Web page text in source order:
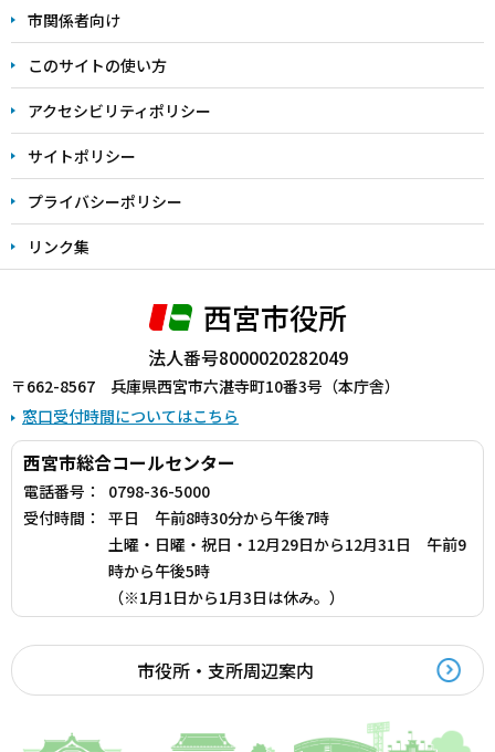
こ
ま
で
市関係者向け
このサイトの使い方
アクセシビリティポリシー
サイトポリシー
プライバシーポリシー
リンク集
西宮市役所
法人番号8000020282049
〒662-8567 兵庫県西宮市六湛寺町10番3号（本庁舎）
窓口受付時間についてはこちら
西宮市総合コールセンター
電話番号：
0798-36-5000
受付時間：
平日 午前8時30分から午後7時
土曜・日曜・祝日・12月29日から12月31日 午前9
時から午後5時
（※1月1日から1月3日は休み。）
市役所・支所周辺案内